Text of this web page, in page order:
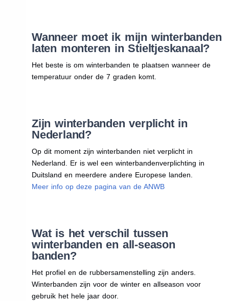
Wanneer moet ik mijn winterbanden
laten monteren in Stieltjeskanaal?
Het beste is om winterbanden te plaatsen wanneer de
temperatuur onder de 7 graden komt.
Zijn winterbanden verplicht in
Nederland?
Op dit moment zijn winterbanden niet verplicht in
Nederland. Er is wel een winterbandenverplichting in
Duitsland en meerdere andere Europese landen.
Meer info op deze pagina van de ANWB
Wat is het verschil tussen
winterbanden en all-season
banden?
Het profiel en de rubbersamenstelling zijn anders.
Winterbanden zijn voor de winter en allseason voor
gebruik het hele jaar door.